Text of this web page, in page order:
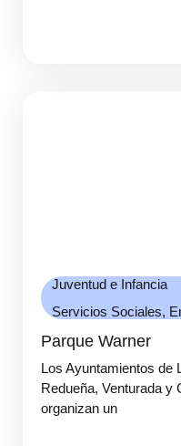
Juventud e Infancia
Servicios Sociales,
Parque Warner
Los Ayuntamientos de
Redueña, Venturada y
organizan un